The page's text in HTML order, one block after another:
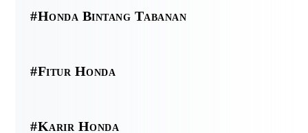
#Honda Bintang Tabanan
#Fitur Honda
#Karir Honda